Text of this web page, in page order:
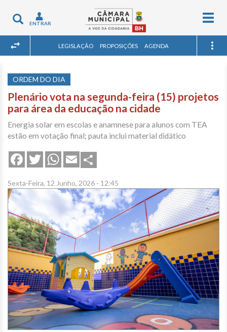
Toggle
navigation
ENTRAR
LEGISLAÇÃO PROPOSIÇÕES AGENDA
ORDEM DO DIA
Plenário vota na segunda-feira (15) projetos
para área da educação na cidade
Energia solar em escolas e anamnese para alunos com TEA
estão em votação final; pauta inclui material didático
FacebookTwitterWhatsApp
Email
Sexta-Feira, 12 Junho, 2026 - 12:45